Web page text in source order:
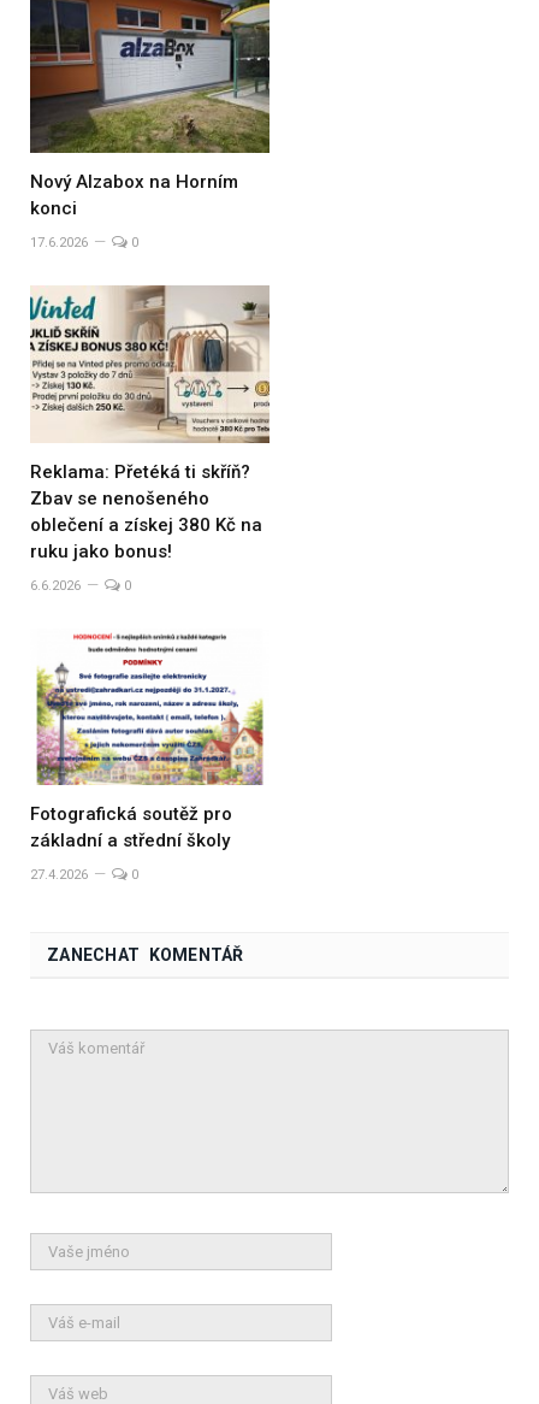
Nový Alzabox na Horním
konci
17.6.2026 0
Reklama: Přetéká ti skříň?
Zbav se nenošeného
oblečení a získej 380 Kč na
ruku jako bonus!
6.6.2026 0
Fotografická soutěž pro
základní a střední školy
27.4.2026 0
ZANECHAT KOMENTÁŘ